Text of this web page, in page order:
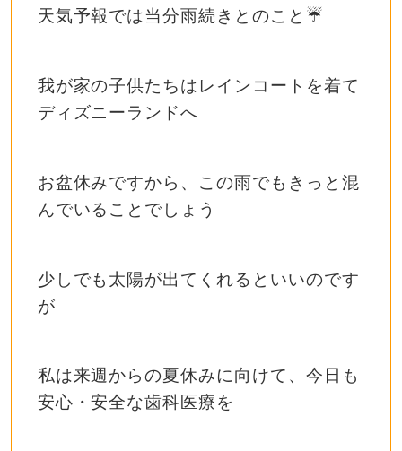
天気予報では当分雨続きとのこと☔️
我が家の子供たちはレインコートを着て
ディズニーランドへ
お盆休みですから、この雨でもきっと混
んでいることでしょう
少しでも太陽が出てくれるといいのです
が
私は来週からの夏休みに向けて、今日も
安心・安全な歯科医療を